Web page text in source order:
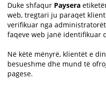
Duke shfaqur Paysera
web, tregtari ju paraqet
verifikuar nga
faqeve web janë identifikuar
Në këtë mënyrë, klientët e
besueshme dhe mund të
pagese.